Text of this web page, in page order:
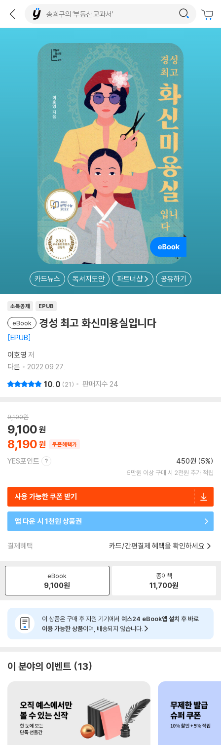
카드뉴스 독서지도안 파트너샵 공유하기
소득공제 EPUB
eBook 경성 최고 화신미용실입니다
EPUB
이호영 저
다른
2022.09.27.
10.0 21 판매지수 24
9,100원
8,190
9,100
쿠폰혜택가
YES포인트 450원 (5%)
5만원 이상 구매 시 2천원 추가 적립
사용 가능한 쿠폰 받기
앱 다운 시 1천원 상품권
결제혜택 카드/간편결제 혜택을 확인하세요
eBook
9,100원
종이책
11,700원
이 상품은 구매 후 지원 기기에서 예스24 eBook앱 설치 후 바로
이용 가능한 상품이며, 배송되지 않습니다.
이 분야의 이벤트 13